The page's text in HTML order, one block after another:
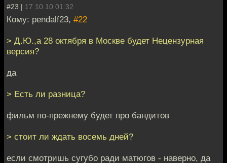
#23 | 17.10.10 01:32
Кому: pendalf23, #22
> Д.Ю.,а 28 октября в Москве будет Нецензурная
версия?
да
> Есть ли разница?
фильм по-прежнему будет про бандитов
> стоит ли ждать восемь дней?
если смотришь сугубо ради матюгов - наверно, да